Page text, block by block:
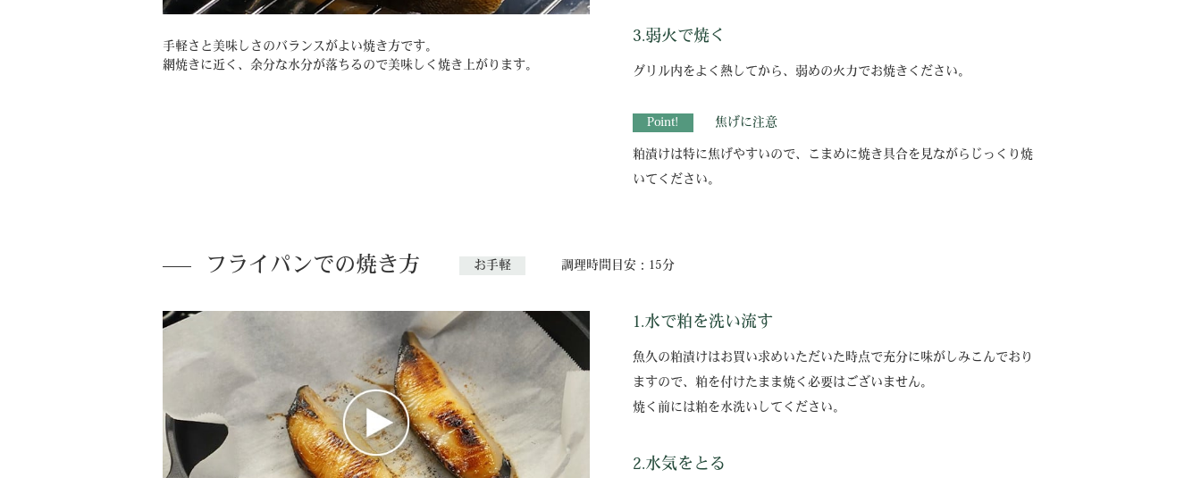
手軽さと美味しさのバランスがよい焼き方です。
網焼きに近く、余分な水分が落ちるので美味しく焼き上がります。
3.弱火で焼く
グリル内をよく熱してから、弱めの火力でお焼きください。
Point! 焦げに注意
粕漬けは特に焦げやすいので、こまめに焼き具合を見ながらじっくり焼
いてください。
フライパンでの焼き方 お手軽 調理時間目安：15分
1.水で粕を洗い流す
魚久の粕漬けはお買い求めいただいた時点で充分に味がしみこんでおり
ますので、粕を付けたまま焼く必要はございません。
焼く前には粕を水洗いしてください。
2.水気をとる